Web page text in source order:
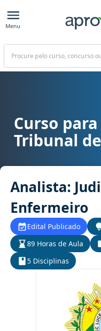
Menu
Buscar
Curso para concurso TJ AC -
Curso
Tribunal
Analista:
Enfermeiro
Edital Publicado
89 Horas de Aula
5 Disciplinas